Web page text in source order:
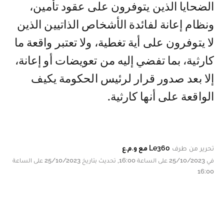
الضحايا الذين يتوفرون على عقود تأمين،
ونظام إعانة لفائدة الأشخاص الذاتيين الذين
لا يتوفرون على أية تغطية، ولا تعتبر واقعة ما
كارثية، بما تفضي إليه من تعويضات أو إعانة،
إلا بعد صدور قرار لرئيس الحكومة يكيف
الواقعة على أنها كارثية.
تحرير من طرف Le360 مع و.م.ع
في 25/10/2023 على الساعة 16:00, تحديث بتاريخ 25/10/2023 على الساعة
16:00